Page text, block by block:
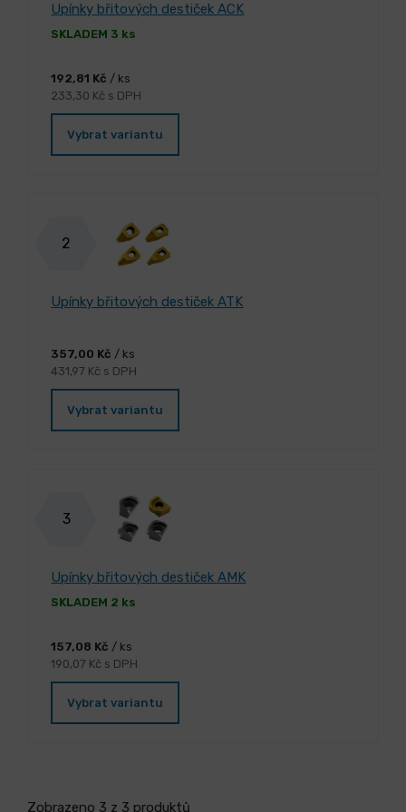
Upínky břitových destiček ACK
SKLADEM 3 ks
192,81 Kč / ks
233,30 Kč s DPH
Vybrat variantu
2
Upínky břitových destiček ATK
357,00 Kč / ks
431,97 Kč s DPH
Vybrat variantu
3
Upínky břitových destiček AMK
SKLADEM 2 ks
157,08 Kč / ks
190,07 Kč s DPH
Vybrat variantu
Zobrazeno 3 z 3 produktů